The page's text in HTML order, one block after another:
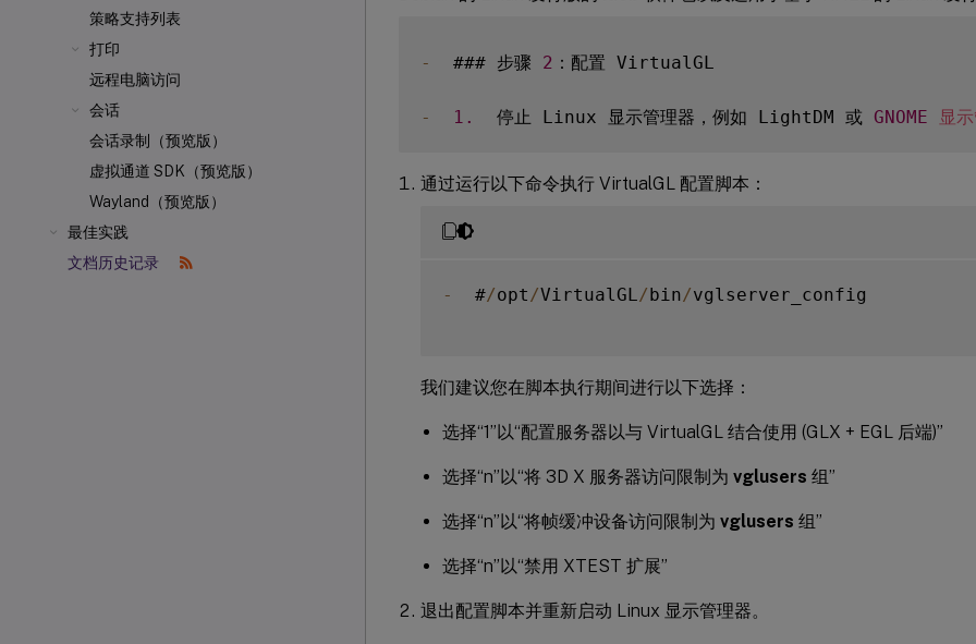
策略支持列表
打印
远程电脑访问
会话
会话录制（预览版）
虚拟通道 SDK（预览版）
Wayland（预览版）
最佳实践
文档历史记录
-
  ### 步骤
2 ：配置 VirtualGL
- 1.
  停止 Linux 显示管理器，例如 LightDM 或
GNOME 显
通过运行以下命令执行 VirtualGL 配置脚本：
-
  #
/opt /VirtualGL /bin/vglserver_config
我们建议您在脚本执行期间进行以下选择：
选择“1”以“配置服务器以与 VirtualGL 结合使用 (GLX + EGL 后端)”
选择“n”以“将 3D X 服务器访问限制为 vglusers 组”
选择“n”以“将帧缓冲设备访问限制为 vglusers 组”
选择“n”以“禁用 XTEST 扩展”
退出配置脚本并重新启动 Linux 显示管理器。